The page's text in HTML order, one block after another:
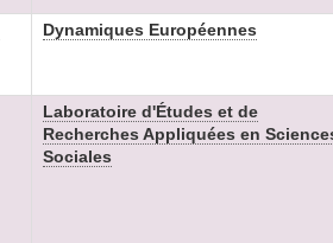
Dynamiques Européennes
Laboratoire d'Études et de
Recherches Appliquées en
Sociales